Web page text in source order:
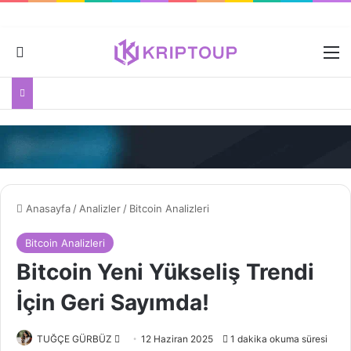
Dış görünümü değiştir
Anasayfa / Analizler / Bitcoin Analizleri
Bitcoin Analizleri
Bitcoin Yeni Yükseliş Trendi
İçin Geri Sayımda!
TUĞÇE GÜRBÜZ 12 Haziran 2025 1 dakika okuma süresi